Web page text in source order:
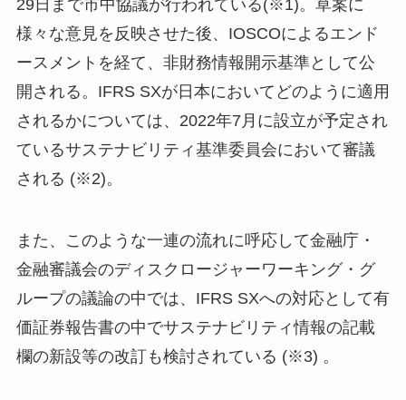
29日まで市中協議が行われている(※1)。草案に
様々な意見を反映させた後、IOSCOによるエンド
ースメントを経て、非財務情報開示基準として公
開される。IFRS SXが日本においてどのように適用
されるかについては、2022年7月に設立が予定され
ているサステナビリティ基準委員会において審議
される (※2)。
また、このような一連の流れに呼応して金融庁・
金融審議会のディスクロージャーワーキング・グ
ループの議論の中では、IFRS SXへの対応として有
価証券報告書の中でサステナビリティ情報の記載
欄の新設等の改訂も検討されている (※3) 。